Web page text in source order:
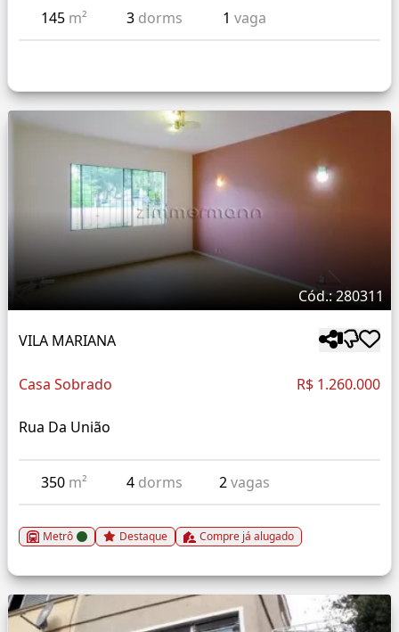
145 m² 3 dorms 1vaga
Cód.: 280311
VILA MARIANA
Casa Sobrado R$ 1.260.000
Rua Da União
350 m² 4 dorms 2vagas
Metrô Destaque Compre já alugado